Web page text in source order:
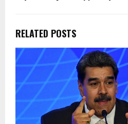
RELATED POSTS